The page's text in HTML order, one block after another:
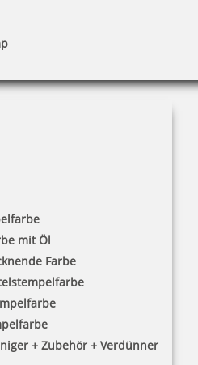
mit Öl
Farbe
+ Zubehör + Verdünner